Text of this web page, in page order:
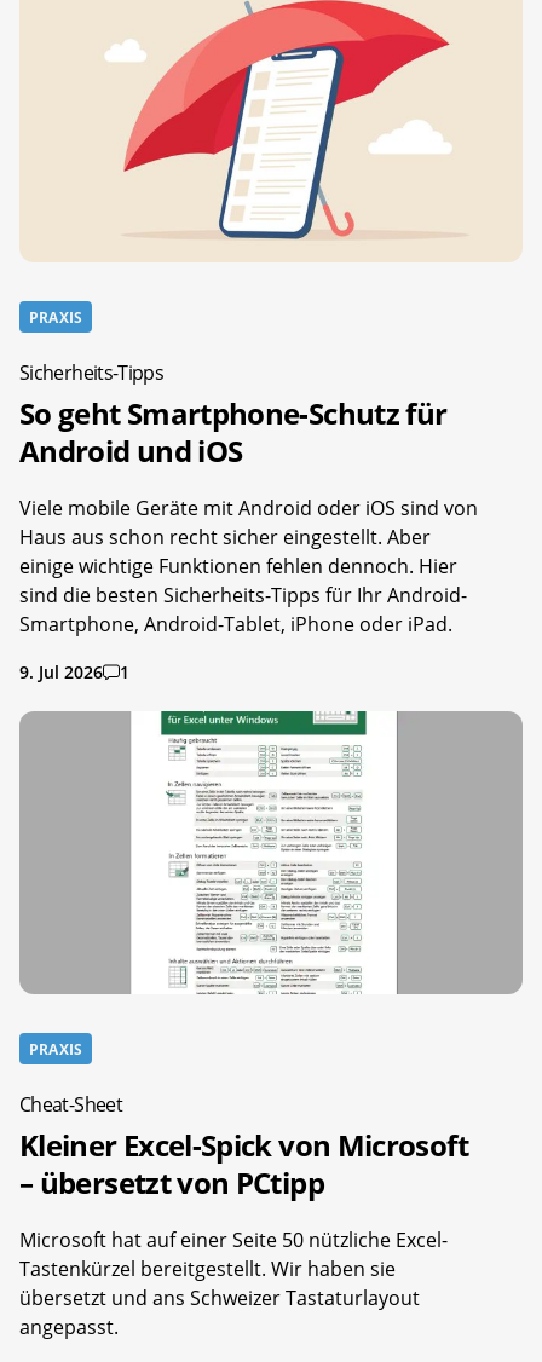
PRAXIS
Sicherheits-Tipps
So geht Smartphone-Schutz für
Android und iOS
Viele mobile Geräte mit Android oder iOS sind von
Haus aus schon recht sicher eingestellt. Aber
einige wichtige Funktionen fehlen dennoch. Hier
sind die besten Sicherheits-Tipps für Ihr Android-
Smartphone, Android-Tablet, iPhone oder iPad.
9. Jul 2026 1
PRAXIS
Cheat-Sheet
Kleiner Excel-Spick von Microsoft
– übersetzt von PCtipp
Microsoft hat auf einer Seite 50 nützliche Excel-
Tastenkürzel bereitgestellt. Wir haben sie
übersetzt und ans Schweizer Tastaturlayout
angepasst.